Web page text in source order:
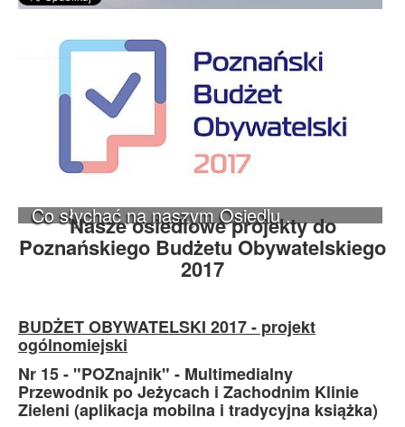
Co słychać na naszym Osiedlu...
Nasze osiedlowe projekty do
Poznańskiego Budżetu Obywatelskiego
2017
BUDŻET OBYWATELSKI 2017 - projekt
ogólnomiejski
Nr 15 - "POZnajnik" - Multimedialny
Przewodnik po Jeżycach i Zachodnim Klinie
Zieleni (aplikacja mobilna i tradycyjna książka)